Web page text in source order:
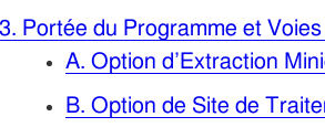
3. Portée du Programme et
A. Option d’Extraction
B. Option de Site de